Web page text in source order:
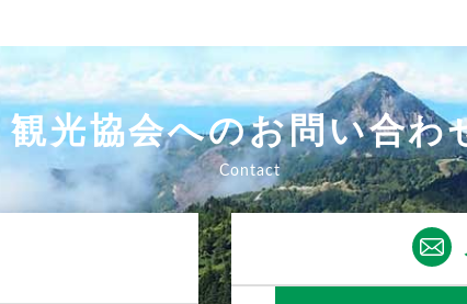
観光協会へのお問い合わ